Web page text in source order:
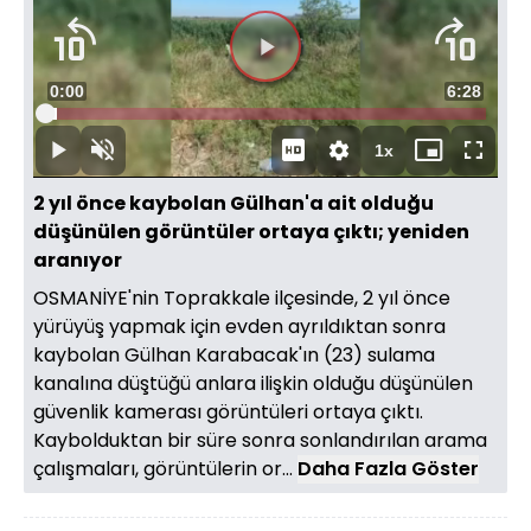
DuraklatSesi
Aç
Süre
0:00 Toplam
Süre
6:28
Yüklendi:
2.57%
1xOynatma
Hızı
Mini
oynatıcı
Tam
Ekran
2 yıl önce kaybolan Gülhan'a ait olduğu
düşünülen görüntüler ortaya çıktı; yeniden
aranıyor
OSMANİYE'nin Toprakkale ilçesinde, 2 yıl önce
yürüyüş yapmak için evden ayrıldıktan sonra
kaybolan Gülhan Karabacak'ın (23) sulama
kanalına düştüğü anlara ilişkin olduğu düşünülen
güvenlik kamerası görüntüleri ortaya çıktı.
Kaybolduktan bir süre sonra sonlandırılan arama
çalışmaları, görüntülerin or... Daha Fazla Göster